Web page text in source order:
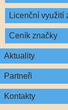
Licenční využití
Ceník značky
Aktuality
Partneři
Kontakty